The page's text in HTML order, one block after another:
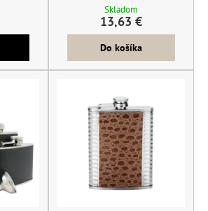
Skladom
13,63 €
Do košíka